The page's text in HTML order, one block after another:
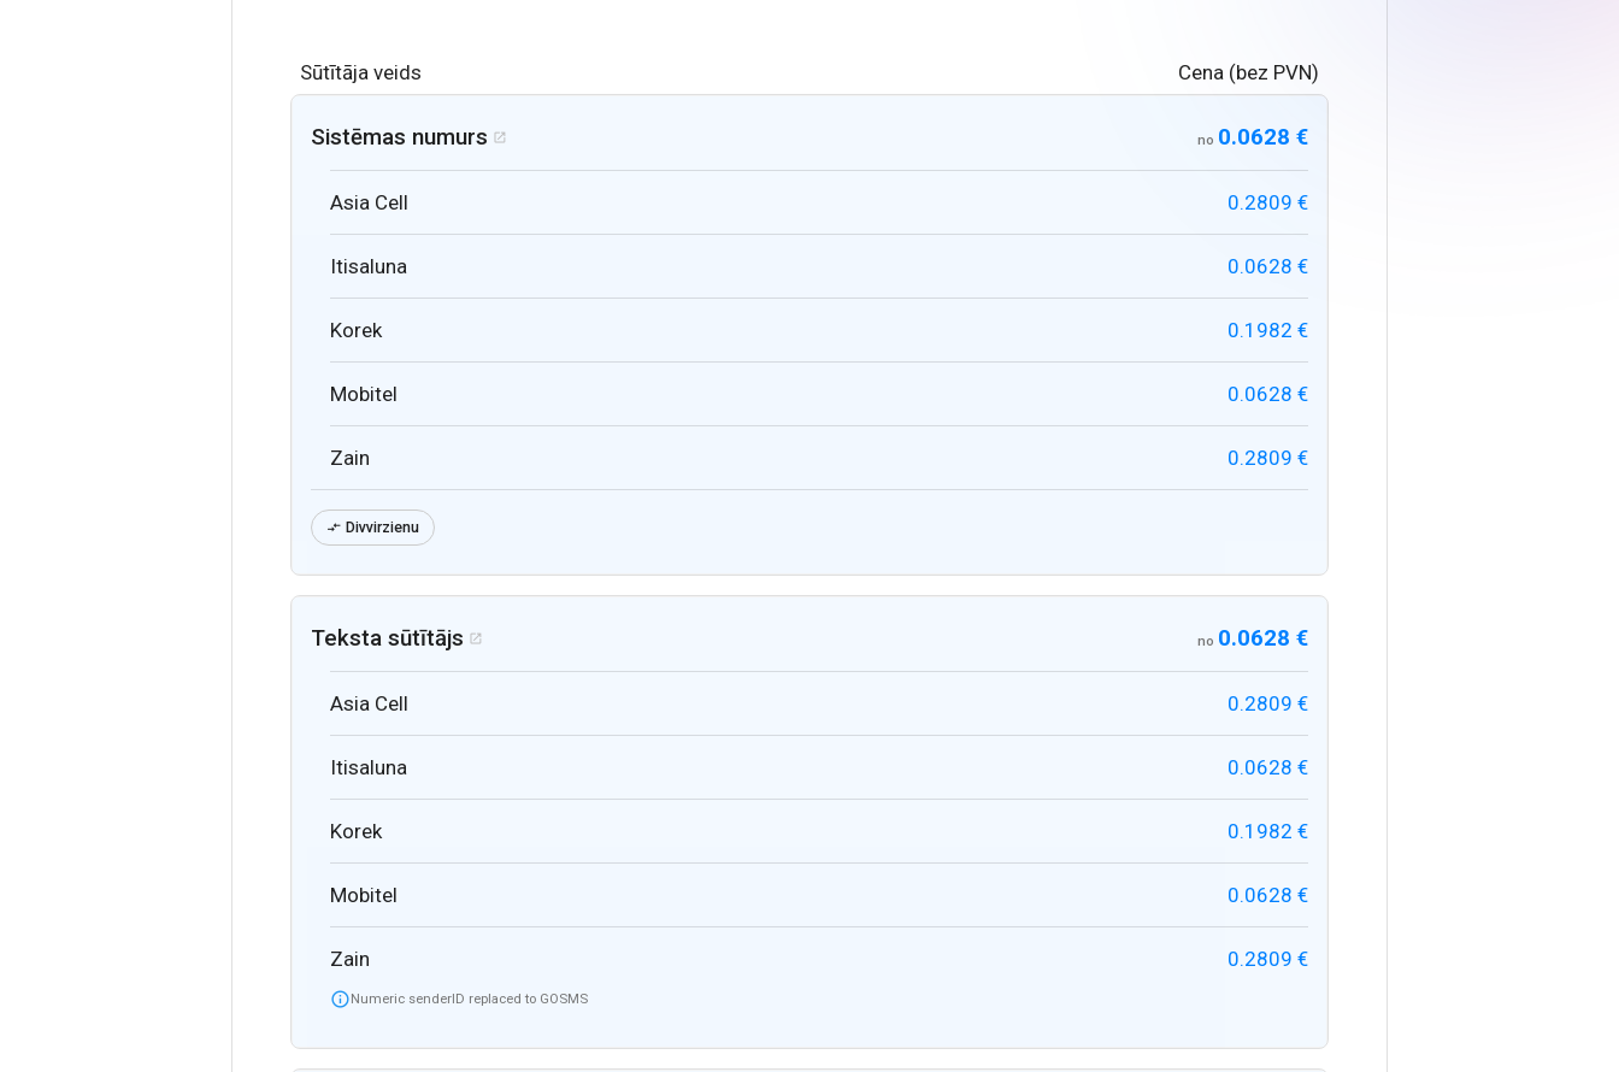
Sūtītāja veids Cena (bez PVN)
Sistēmas numurs  no 0.0628 €
Asia Cell 0.2809 €
Itisaluna 0.0628 €
Korek 0.1982 €
Mobitel 0.0628 €
Zain 0.2809 €
 Divvirzienu
Teksta sūtītājs  no 0.0628 €
Asia Cell 0.2809 €
Itisaluna 0.0628 €
Korek 0.1982 €
Mobitel 0.0628 €
Zain 0.2809 €
Numeric senderID replaced to GOSMS